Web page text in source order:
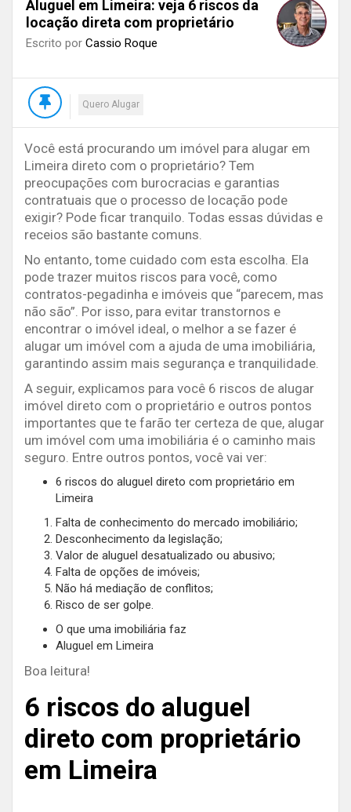
Aluguel em Limeira: veja 6 riscos da
locação direta com proprietário
Escrito por Cassio Roque
Quero Alugar
Você está procurando um imóvel para alugar em
Limeira direto com o proprietário? Tem
preocupações com burocracias e garantias
contratuais que o processo de locação pode
exigir? Pode ficar tranquilo. Todas essas dúvidas e
receios são bastante comuns.
No entanto, tome cuidado com esta escolha. Ela
pode trazer muitos riscos para você, como
contratos-pegadinha e imóveis que “parecem, mas
não são”. Por isso, para evitar transtornos e
encontrar o imóvel ideal, o melhor a se fazer é
alugar um imóvel com a ajuda de uma imobiliária,
garantindo assim mais segurança e tranquilidade.
A seguir, explicamos para você 6 riscos de alugar
imóvel direto com o proprietário e outros pontos
importantes que te farão ter certeza de que, alugar
um imóvel com uma imobiliária é o caminho mais
seguro. Entre outros pontos, você vai ver:
6 riscos do aluguel direto com proprietário em
Limeira
Falta de conhecimento do mercado imobiliário;
Desconhecimento da legislação;
Valor de aluguel desatualizado ou abusivo;
Falta de opções de imóveis;
Não há mediação de conflitos;
Risco de ser golpe.
O que uma imobiliária faz
Aluguel em Limeira
Boa leitura!
6 riscos do aluguel
direto com proprietário
em Limeira